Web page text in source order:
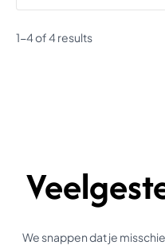
1-4 of 4 results
We snappen dat je